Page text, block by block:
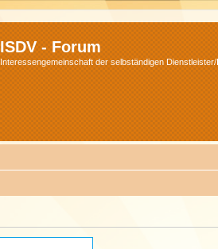
ISDV - Forum
Interessengemeinschaft der selbständigen